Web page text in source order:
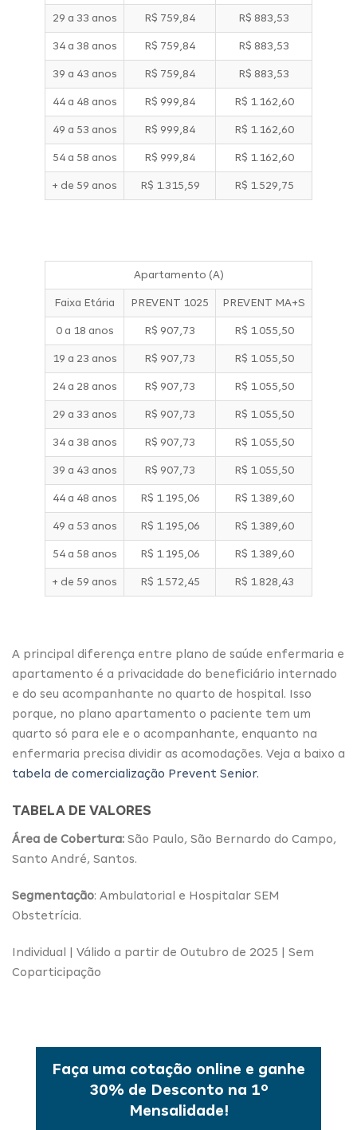
29 a 33 anos R$ 759,84 R$ 883,53
34 a 38 anos R$ 759,84 R$ 883,53
39 a 43 anos R$ 759,84 R$ 883,53
44 a 48 anos R$ 999,84 R$ 1.162,60
49 a 53 anos R$ 999,84 R$ 1.162,60
54 a 58 anos R$ 999,84 R$ 1.162,60
+ de 59 anos R$ 1.315,59 R$ 1.529,75
Apartamento (A)
Faixa Etária PREVENT 1025 PREVENT MA+S
0 a 18 anos R$ 907,73 R$ 1.055,50
19 a 23 anos R$ 907,73 R$ 1.055,50
24 a 28 anos R$ 907,73 R$ 1.055,50
29 a 33 anos R$ 907,73 R$ 1.055,50
34 a 38 anos R$ 907,73 R$ 1.055,50
39 a 43 anos R$ 907,73 R$ 1.055,50
44 a 48 anos R$ 1.195,06 R$ 1.389,60
49 a 53 anos R$ 1.195,06 R$ 1.389,60
54 a 58 anos R$ 1.195,06 R$ 1.389,60
+ de 59 anos R$ 1.572,45 R$ 1.828,43
A principal diferença entre plano de saúde enfermaria e
apartamento é a privacidade do beneficiário internado
e do seu acompanhante no quarto de hospital. Isso
porque, no plano apartamento o paciente tem um
quarto só para ele e o acompanhante, enquanto na
enfermaria precisa dividir as acomodações. Veja a baixo a
tabela de comercialização Prevent Senior.
TABELA DE VALORES
Área de Cobertura: São Paulo, São Bernardo do Campo,
Santo André, Santos.
Segmentação: Ambulatorial e Hospitalar SEM
Obstetrícia.
Individual | Válido a partir de Outubro de 2025 | Sem
Coparticipação
Faça uma cotação online e ganhe
30% de Desconto na 1º
Mensalidade!